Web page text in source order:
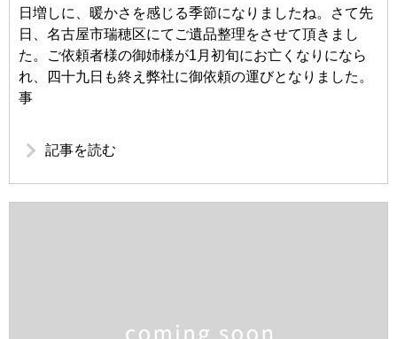
日増しに、暖かさを感じる季節になりましたね。さて先
日、名古屋市瑞穂区にてご遺品整理をさせて頂きまし
た。ご依頼者様の御姉様が1月初旬にお亡くなりになら
れ、四十九日も終え弊社に御依頼の運びとなりました。
事
記事を読む